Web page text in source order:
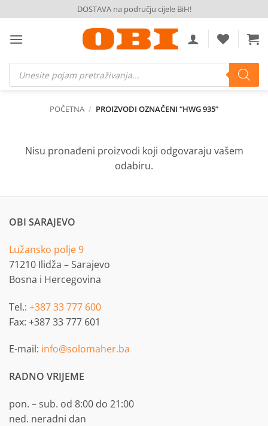
to
content
DOSTAVA na području cijele BiH!
Products
search
POČETNA / PROIZVODI OZNAČENI “HWG 935”
Nisu pronađeni proizvodi koji odgovaraju vašem
odabiru.
OBI SARAJEVO
Lužansko polje 9
71210 Ilidža – Sarajevo
Bosna i Hercegovina
Tel.: +387 33 777 600
Fax: +387 33 777 601
E-mail: info@solomaher.ba
RADNO VRIJEME
pon. – sub. od 8:00 do 21:00
ned. neradni dan